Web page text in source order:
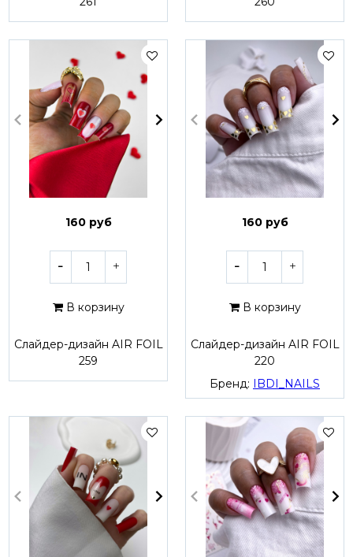
160 руб
В корзину
Слайдер-дизайн AIR FOIL
259
160 руб
В корзину
Слайдер-дизайн AIR FOIL
220
Бренд: IBDI_NAILS